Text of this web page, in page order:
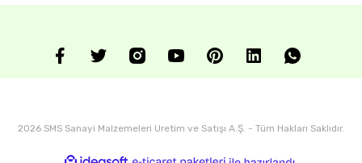
2026 SMS Sanayi Malzemeleri Uretim ve Satışı A.Ş. - Tüm Hakları Saklıdır.
ideasoft